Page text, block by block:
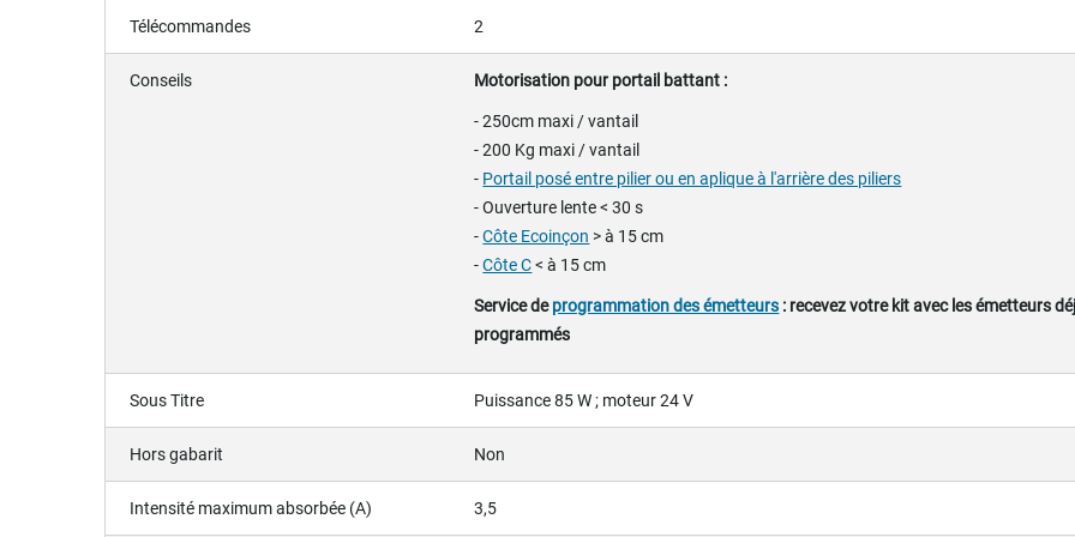
Télécommandes 2
Conseils Motorisation pour portail battant :
- 250cm maxi / vantail
- 200 Kg maxi / vantail
- Portail posé entre pilier ou en aplique à l'arrière des piliers
- Ouverture lente < 30 s
-Côte Ecoinçon > à 15 cm
-Côte C< à 15 cm
Service deprogrammation des émetteurs : recevez votre kit avec les émetteurs
programmés
Sous Titre Puissance 85 W ; moteur 24 V
Hors gabarit Non
Intensité maximum absorbée (A) 3,5